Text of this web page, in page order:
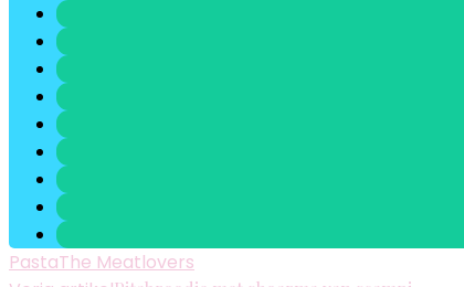
PastaThe Meatlovers